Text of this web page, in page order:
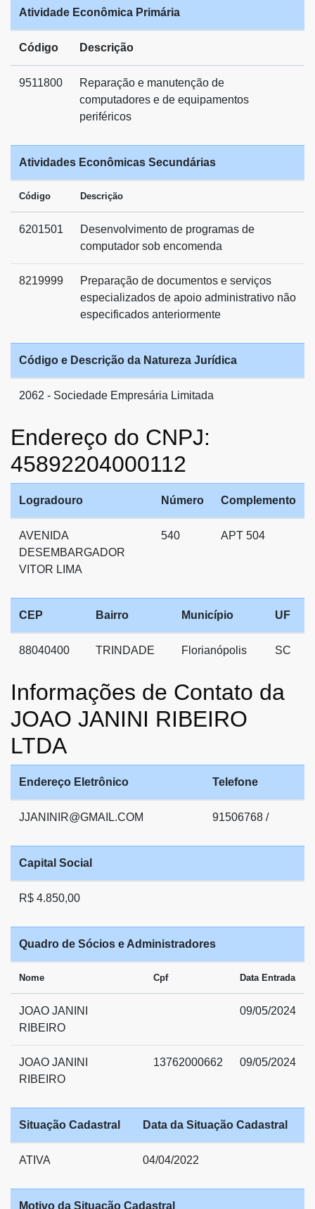
Atividade Econômica Primária
Código Descrição
9511800
Reparação e manutenção de
computadores e de equipamentos
periféricos
Atividades Econômicas Secundárias
Código Descrição
6201501
Desenvolvimento de programas de
computador sob encomenda
8219999
Preparação de documentos e serviços
especializados de apoio administrativo não
especificados anteriormente
Código e Descrição da Natureza Jurídica
2062 - Sociedade Empresária Limitada
Endereço do CNPJ:
45892204000112
Logradouro Número Complemento
AVENIDA
DESEMBARGADOR
VITOR LIMA
540 APT 504
CEP Bairro Município UF
88040400 TRINDADE Florianópolis SC
Informações de Contato da
JOAO JANINI RIBEIRO
LTDA
Endereço Eletrônico Telefone
JJANINIR@GMAIL.COM 91506768 /
Capital Social
R$ 4.850,00
Quadro de Sócios e Administradores
Nome Cpf Data Entrada
JOAO JANINI
RIBEIRO
09/05/2024
JOAO JANINI
RIBEIRO
13762000662 09/05/2024
Situação Cadastral Data da Situação Cadastral
ATIVA 04/04/2022
Motivo da Situação Cadastral